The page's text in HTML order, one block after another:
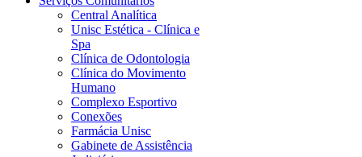
Central Analítica
Unisc Estética - Clínica e
Spa
Clínica de Odontologia
Clínica do Movimento
Humano
Complexo Esportivo
Conexões
Farmácia Unisc
Gabinete de Assistência